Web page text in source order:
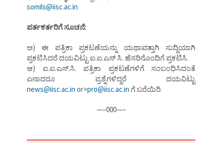
somils@iisc.ac.in
ಪರ್ತಕರ್ತರಿಗೆ ಸೂಚನೆ:
ಅ) ಈ ಪತ್ರಿಕಾ ಪ್ರಕಟಣೆಯನ್ನು ಯಥಾವತ್ತಾಗಿ ಸುದ್ದಿಯಾಗಿ
ಪ್ರಕಟಿಸಿದರೆ ದಯವಿಟ್ಟು ಐ.ಐ.ಎಸ್ ಸಿ. ಹೆಸರಿನೊಂದಿಗೆ ಪ್ರಕಟಿಸಿ.
ಆ) ಐ.ಐ.ಎಸ್.ಸಿ. ಪತ್ರಿಕಾ ಪ್ರಕಟಣೆಗಳಿಗೆ ಸಂಬಂಧಿಸಿದಂತೆ
ಏನಾದರೂ ಪ್ರಶ್ನೆಗಳಿದ್ದರೆ ದಯವಿಟ್ಟು
news@iisc.ac.in or>pro@iisc.ac.in ಗೆ ಬರೆಯಿರಿ.
—–000—–